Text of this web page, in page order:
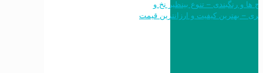
طرح ها و رنگبندی – تنوع بینظیر نخ و